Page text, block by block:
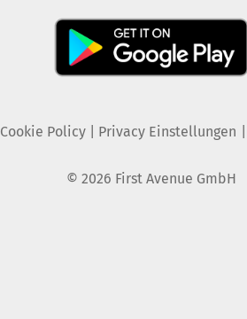
Cookie Policy| Privacy Einstellungen
© 2026 First Avenue GmbH